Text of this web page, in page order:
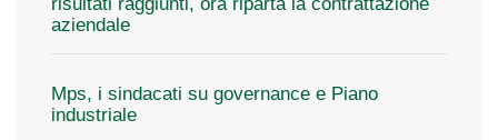
aziendale
Mps, i sindacati su governance e Piano
industriale